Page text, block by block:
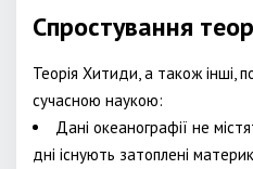
Спростування
Теорія Хитиди, а також інші,
сучасною наукою:
Дані океанографії не
дні існують затоплені